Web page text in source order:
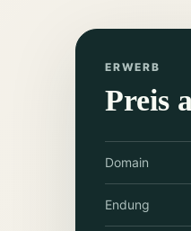
ERWERB
Preis
Domain
Endung